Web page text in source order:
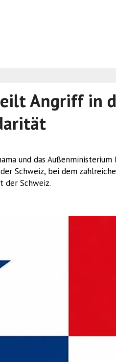
Angriff in
und das
Schweiz, bei dem
der Schweiz.